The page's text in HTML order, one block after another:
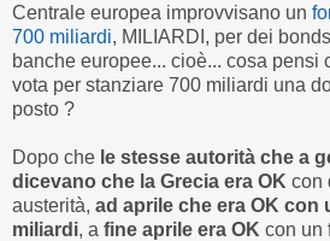
Centrale europea improvvisano un
700 miliardi, MILIARDI, per dei
banche europee... cioè... cosa pensi
vota per stanziare 700 miliardi una
posto ?
Dopo che le stesse autorità che a
dicevano che la Grecia era OK con
austerità, ad aprile che era OK con
miliardi, a fine aprile era OK con un